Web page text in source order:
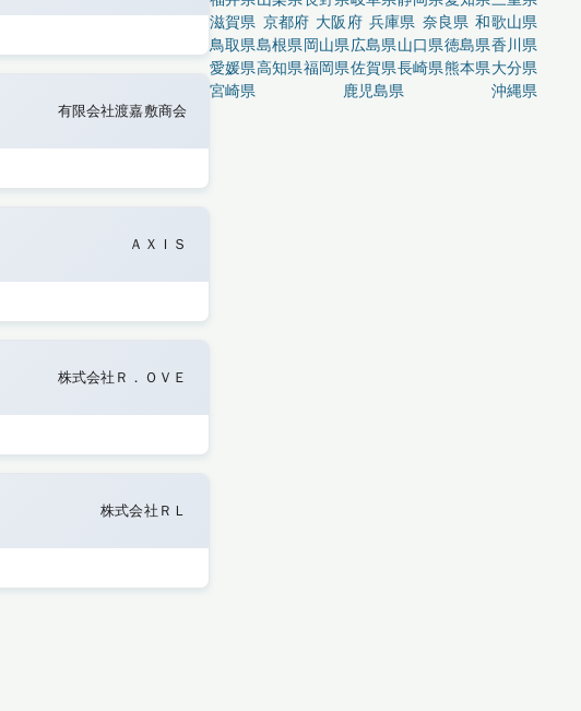
有限会社渡嘉敷商会
ＡＸＩＳ
株式会社Ｒ．ＯＶＥ
株式会社ＲＬ
滋賀県 京都府 大阪府 兵庫県 奈良県 和歌山県
鳥取県島根県岡山県広島県山口県徳島県香川県
愛媛県高知県福岡県佐賀県長崎県熊本県大分県
宮崎県
鹿児島県 沖縄県